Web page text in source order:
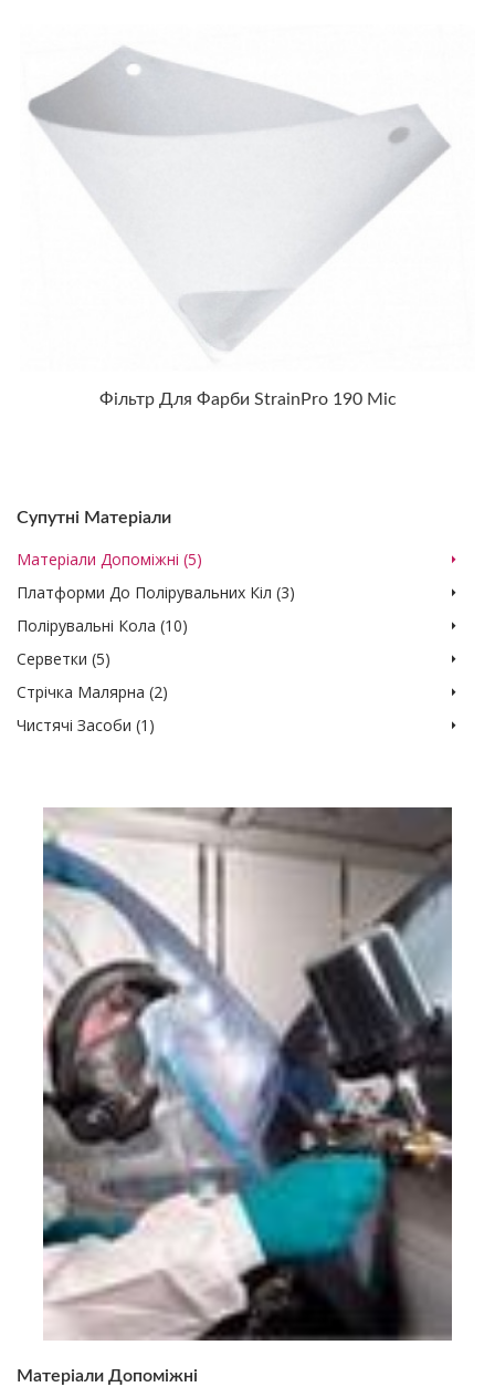
Супутні Матеріали
Матеріали Допоміжні (5)
Платформи До Полірувальних Кіл (3)
Полірувальні Кола (10)
Серветки (5)
Стрічка Малярна (2)
Чистячі Засоби (1)
Матеріали Допоміжні
Фільтр Для Фарби StrainPro 190 Mic